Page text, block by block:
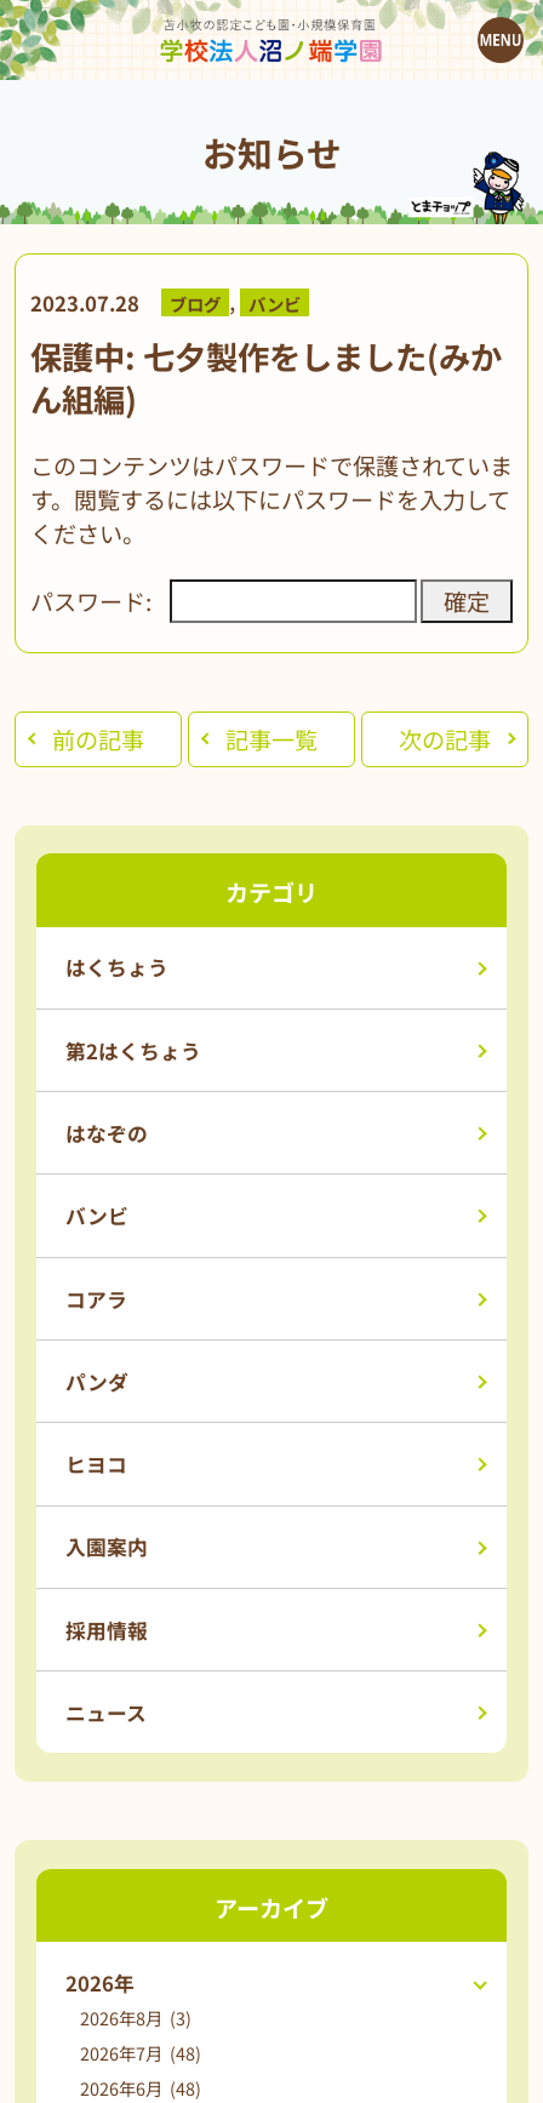
お知らせ
2023.07.28 ブログ , バンビ
保護中: 七夕製作をしました(みか
ん組編)
このコンテンツはパスワードで保護されていま
す。閲覧するには以下にパスワードを入力して
ください。
パスワード:
前の記事 記事一覧 次の記事
カテゴリ
はくちょう
第2はくちょう
はなぞの
バンビ
コアラ
パンダ
ヒヨコ
入園案内
採用情報
ニュース
アーカイブ
2026年
2026年8月 (3)
2026年7月 (48)
2026年6月 (48)